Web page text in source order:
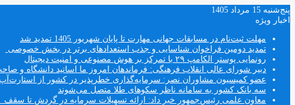
پنج‌شنبه 15 مرداد 1405
اخبار ویژه
مهلت ثبت‌نام در مسابقات جهانی مهارت تا پایان شهریور 1405 تمدید شد
تمدید دومین فراخوان شناسایی و جذب استعدادهای برتر در بخش خصوصی
رونمایی پوستر الکامپ ۲۹ با تمرکز بر هوش مصنوعی و امنیت دیجیتال
دبیر شورای عالی انقلاب فرهنگی: فرماندهان امروز ما اساتید دانشگاه و
عضو کمیسیون مشاوران نصر: سرمایه‌گذاری خطرپذیر در کشور از
سه بانک کشور به سامانه ناظر سکوهای طلا متصل می‌شوند
معاون علمی رئیس‌جمهور خبر داد: ارائه تسهیلات سرمایه در گردش تا سقف ۱۰۰ درصد فروش دانش‌بنیان‌ها